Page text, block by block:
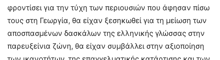
φροντίσει για την τύχη των περιουσιών που άφησαν πίσω
τους στη Γεωργία, θα είχαν ξεσηκωθεί για τη μείωση των
αποσπασμένων δασκάλων της ελληνικής γλώσσας στην
παρευξείνια ζώνη, θα είχαν συμβάλλει στην αξιοποίηση